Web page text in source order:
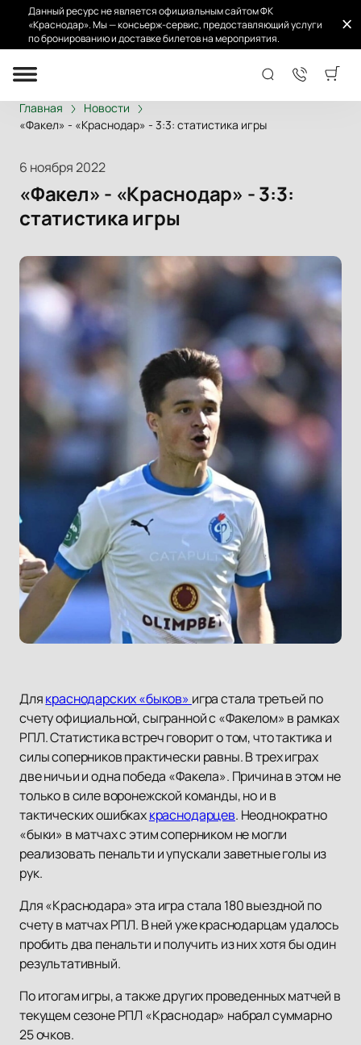
Данный ресурс не является официальным сайтом ФК
«Краснодар». Мы — консьерж-сервис, предоставляющий услуги
по бронированию и доставке билетов на мероприятия.
Главная
Новости
«Факел» - «Краснодар» - 3:3: статистика игры
6 ноября 2022
«Факел» - «Краснодар» - 3:3:
статистика игры
Длякраснодарских «быков» игра стала третьей по
счету официальной, сыгранной с «Факелом» в рамках
РПЛ. Статистика встреч говорит о том, что тактика и
силы соперников практически равны. В трех играх
две ничьи и одна победа «Факела». Причина в этом не
только в силе воронежской команды, но и в
тактических ошибкахкраснодарцев. Неоднократно
«быки» в матчах с этим соперником не могли
реализовать пенальти и упускали заветные голы из
рук.
Для «Краснодара» эта игра стала 180 выездной по
счету в матчах РПЛ. В ней уже краснодарцам удалось
пробить два пенальти и получить из них хотя бы один
результативный.
По итогам игры, а также других проведенных матчей в
текущем сезоне РПЛ «Краснодар» набрал суммарно
25 очков.